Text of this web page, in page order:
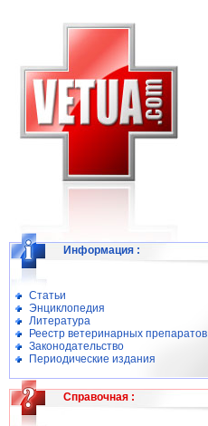
Информация :
Статьи
Энциклопедия
Литература
Реестр ветеринарных препаратов
Законодательство
Периодические издания
Справочная :